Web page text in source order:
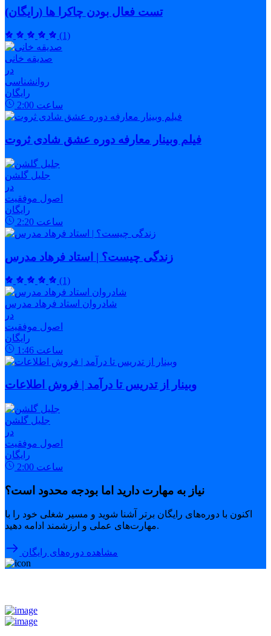
تست فعال بودن چاکرا ها (رایگان)
(1)
صدیقه خانی
در
روانشناسی
رایگان
2:00 ساعت
فیلم وبینار معارفه دوره عشق شادی ثروت
جلیل گلشن
در
اصول موفقیت
رایگان
2:20 ساعت
زندگی چیست؟ | استاد فرهاد مدرس
(1)
شادروان استاد فرهاد مدرس
در
اصول موفقیت
رایگان
1:46 ساعت
وبینار از تدریس تا درآمد | فروش اطلاعات
جلیل گلشن
در
اصول موفقیت
رایگان
2:00 ساعت
نیاز به مهارت دارید اما بودجه محدود است؟
اکنون با دوره‌های رایگان برتر آشنا شوید و مسیر شغلی خود را با
مهارت‌های عملی و ارزشمند ادامه دهید.
مشاهده دوره‌های رایگان